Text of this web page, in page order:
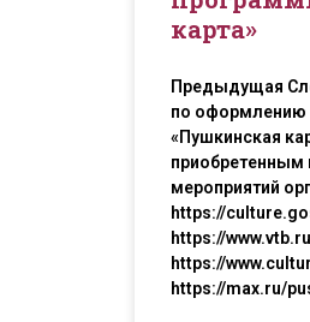
карта»
Предыдущая
по оформлению
«Пушкинская
приобретенным
мероприятий
https://
https://
https://
https://max.ru/